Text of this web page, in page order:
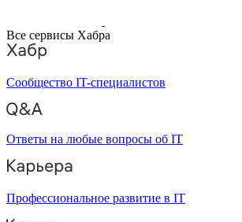
Все сервисы Хабра
Сообщество IT-специалистов
Ответы на любые вопросы об IT
Профессиональное развитие в IT